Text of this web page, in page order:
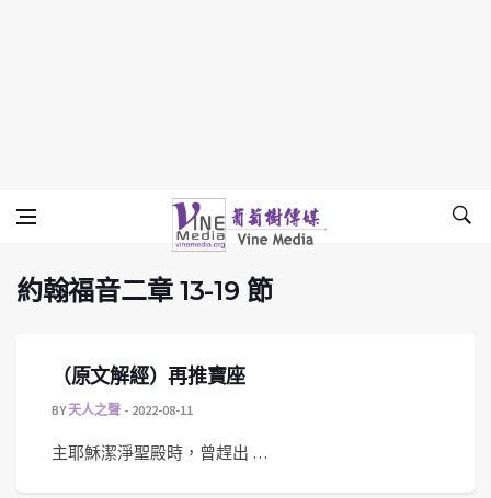
約翰福音二章 13-19 節
Vine Media
葡萄樹傳媒
約翰福音二章 13-19 節
（原文解經）再推寶座
BY天人之聲 2022-08-11
主耶穌潔淨聖殿時，曾趕出 …